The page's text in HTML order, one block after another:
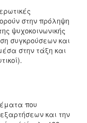
στην πρόληψη
ψυχοκοινωνικής
συγκρούσεων και
στην τάξη και
που
και την